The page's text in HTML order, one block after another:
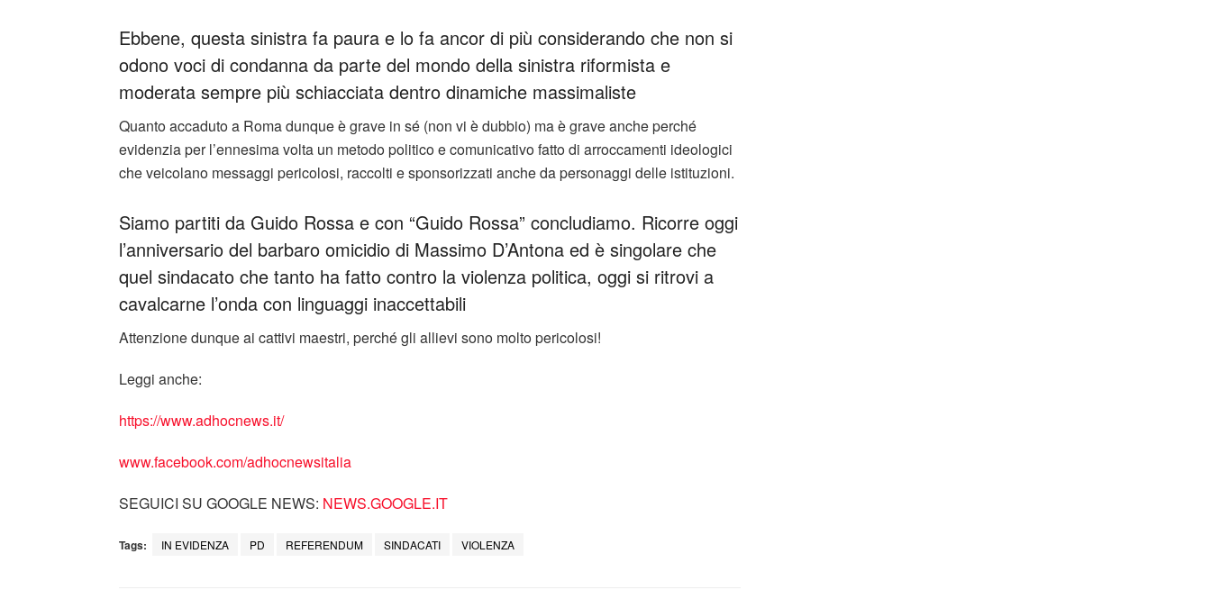
Ebbene, questa sinistra fa paura e lo fa ancor di più considerando che non si
odono voci di condanna da parte del mondo della sinistra riformista e
moderata sempre più schiacciata dentro dinamiche massimaliste
Quanto accaduto a Roma dunque è grave in sé (non vi è dubbio) ma è grave anche perché
evidenzia per l’ennesima volta un metodo politico e comunicativo fatto di arroccamenti ideologici
che veicolano messaggi pericolosi, raccolti e sponsorizzati anche da personaggi delle istituzioni.
Siamo partiti da Guido Rossa e con “Guido Rossa” concludiamo. Ricorre oggi
l’anniversario del barbaro omicidio di Massimo D’Antona ed è singolare che
quel sindacato che tanto ha fatto contro la violenza politica, oggi si ritrovi a
cavalcarne l’onda con linguaggi inaccettabili
Attenzione dunque ai cattivi maestri, perché gli allievi sono molto pericolosi!
Leggi anche:
https://www.adhocnews.it/
www.facebook.com/adhocnewsitalia
SEGUICI SU GOOGLE NEWS: NEWS.GOOGLE.IT
Tags: IN EVIDENZA PD REFERENDUM SINDACATI VIOLENZA